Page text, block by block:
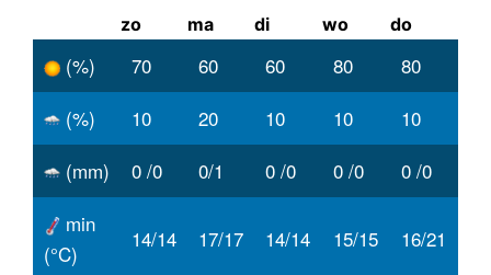
zo ma di wo do
(%) 70 60 60 80
80
(%)
10 20 10 10
10
(mm)
0 /0 0/1 0 /0 0 /0
0 /0
min
(°C)
14/14 17/17 14/14 15/15 16/21